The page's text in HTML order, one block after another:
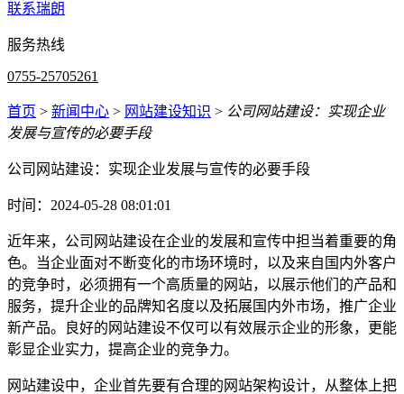
联系瑞朗
服务热线
0755-25705261
首页 > 新闻中心 > 网站建设知识 > 公司网站建设：实现企业
发展与宣传的必要手段
公司网站建设：实现企业发展与宣传的必要手段
时间：2024-05-28 08:01:01
近年来，公司网站建设在企业的发展和宣传中担当着重要的角
色。当企业面对不断变化的市场环境时，以及来自国内外客户
的竞争时，必须拥有一个高质量的网站，以展示他们的产品和
服务，提升企业的品牌知名度以及拓展国内外市场，推广企业
新产品。良好的网站建设不仅可以有效展示企业的形象，更能
彰显企业实力，提高企业的竞争力。
网站建设中，企业首先要有合理的网站架构设计，从整体上把